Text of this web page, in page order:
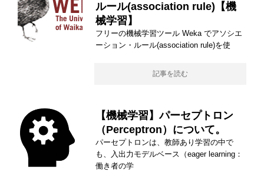
ルール(association rule)【機
械学習】
フリーの機械学習ツール Weka でアソシエ
ーション・ルール(association rule)を使
記事を読む
【機械学習】パーセプトロン
（Perceptron）について。
パーセプトロンは、教師あり学習の中で
も、入出力モデルベース（eager learning：
働き者の学